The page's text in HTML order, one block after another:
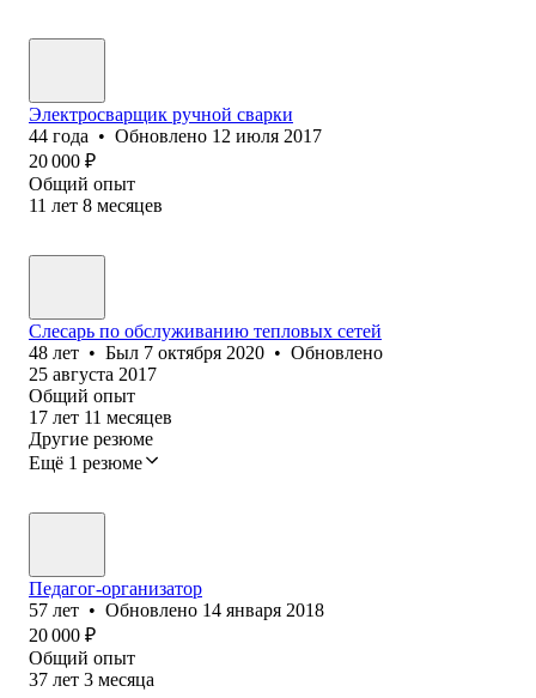
Электросварщик ручной сварки
44 года • Обновлено 12 июля 2017
20 000 ₽
Общий опыт
11 лет 8 месяцев
Слесарь по обслуживанию тепловых сетей
48 лет • Был 7 октября 2020 • Обновлено
25 августа 2017
Общий опыт
17 лет 11 месяцев
Другие резюме
Ещё 1 резюме
Педагог-организатор
57 лет • Обновлено 14 января 2018
20 000 ₽
Общий опыт
37 лет 3 месяца